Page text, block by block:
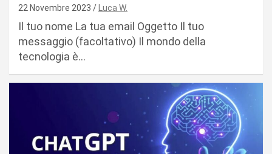
22 Novembre 2023 Luca W.
Il tuo nome La tua email Oggetto Il tuo
messaggio (facoltativo) Il mondo della
tecnologia è…